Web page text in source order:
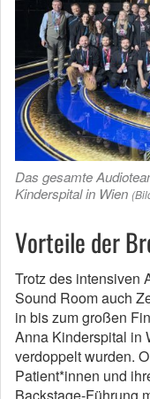
Das gesamte
Kinderspital in Wien
Vorteile der
Trotz des intensiven
Sound Room auch
in bis zum großen
Anna Kinderspital in
verdoppelt wurden.
Patient*innen und